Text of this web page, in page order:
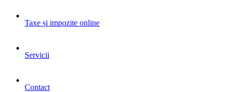
Taxe și impozite online
Servicii
Contact